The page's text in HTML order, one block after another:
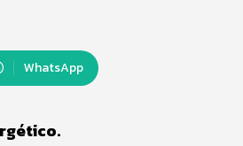
WhatsApp